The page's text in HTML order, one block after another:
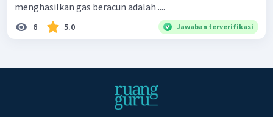
menghasilkan gas beracun adalah ....
6 5.0 Jawaban terverifikasi